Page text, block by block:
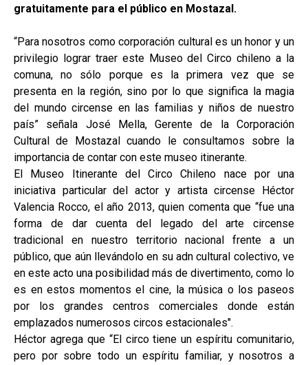
gratuitamente para el público en Mostazal.
“Para nosotros como corporación cultural es un honor y un
privilegio lograr traer este Museo del Circo chileno a la
comuna, no sólo porque es la primera vez que se
presenta en la región, sino por lo que significa la magia
del mundo circense en las familias y niños de nuestro
país” señala José Mella, Gerente de la Corporación
Cultural de Mostazal cuando le consultamos sobre la
importancia de contar con este museo itinerante.
El Museo Itinerante del Circo Chileno nace por una
iniciativa particular del actor y artista circense Héctor
Valencia Rocco, el año 2013, quien comenta que “fue una
forma de dar cuenta del legado del arte circense
tradicional en nuestro territorio nacional frente a un
público, que aún llevándolo en su adn cultural colectivo, ve
en este acto una posibilidad más de divertimento, como lo
es en estos momentos el cine, la música o los paseos
por los grandes centros comerciales donde están
emplazados numerosos circos estacionales".
Héctor agrega que “El circo tiene un espíritu comunitario,
pero por sobre todo un espíritu familiar, y nosotros a